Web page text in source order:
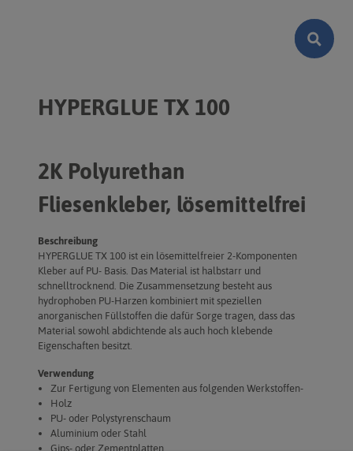
HYPERGLUE TX 100
2K Polyurethan
Fliesenkleber, lösemittelfrei
Beschreibung
HYPERGLUE TX 100 ist ein lösemittelfreier 2-Komponenten
Kleber auf PU- Basis. Das Material ist halbstarr und
schnelltrocknend. Die Zusammensetzung besteht aus
hydrophoben PU-Harzen kombiniert mit speziellen
anorganischen Füllstoffen die dafür Sorge tragen, dass das
Material sowohl abdichtende als auch hoch klebende
Eigenschaften besitzt.
Verwendung
Zur Fertigung von Elementen aus folgenden Werkstoffen-
Holz
PU- oder Polystyrenschaum
Aluminium oder Stahl
Gips- oder Zementplatten